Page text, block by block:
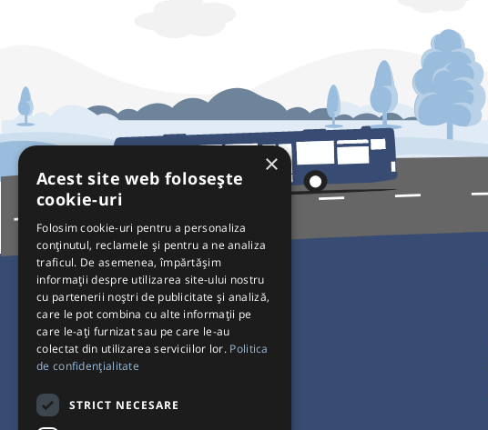
Pentru Călători
Curse autobuz
Plecări/Sosiri
Setări de cookie-uri
×
Acest site web folosește
cookie-uri
Folosim cookie-uri pentru a personaliza
conținutul, reclamele și pentru a ne analiza
traficul. De asemenea, împărtășim
informații despre utilizarea site-ului nostru
cu partenerii noștri de publicitate și analiză,
care le pot combina cu alte informații pe
care le-ați furnizat sau pe care le-au
colectat din utilizarea serviciilor lor. Politica
de confidențialitate
STRICT NECESARE